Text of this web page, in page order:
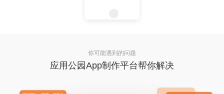
你可能遇到的问题
应用公园App制作平台帮你解决